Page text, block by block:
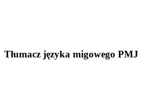
Tłumacz języka migowego PMJ